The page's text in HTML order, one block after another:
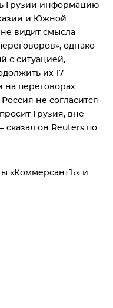
Грузии информацию
и Южной
видит смысла
однако
с ситуацией,
их 17
на переговорах
не согласится
Грузия, вне
сказал он Reuters по
«КоммерсантЪ» и